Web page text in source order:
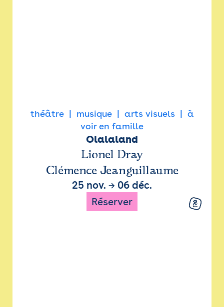
théâtre musique arts visuels
à
voir en famille
Olalaland
Lionel Dray
Clémence Jeanguillaume
25 nov. → 06 déc.
Réserver